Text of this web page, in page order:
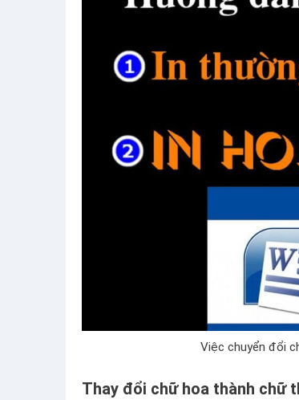
Việc chuyển đổi
Thay đổi chữ hoa thành chữ